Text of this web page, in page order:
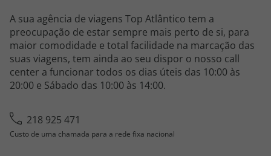
A sua agência de viagens Top Atlântico tem a
preocupação de estar sempre mais perto de si, para
maior comodidade e total facilidade na marcação das
suas viagens, tem ainda ao seu dispor o nosso call
center a funcionar todos os dias úteis das 10:00 às
20:00 e Sábado das 10:00 às 14:00.
218 925 471
Custo de uma chamada para a rede fixa nacional